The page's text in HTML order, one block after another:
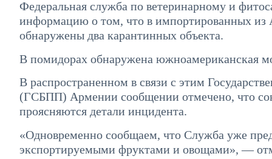
Федеральная служба по ветеринарному и
информацию о том, что в импортированных
обнаружены два карантинных объекта.
В помидорах обнаружена южноамериканская
В распространенном в связи с этим
(ГСБПП) Армении сообщении отмечено, что
проясняются детали инцидента.
«Одновременно сообщаем, что Служба уже
экспортируемыми фруктами и овощами», —